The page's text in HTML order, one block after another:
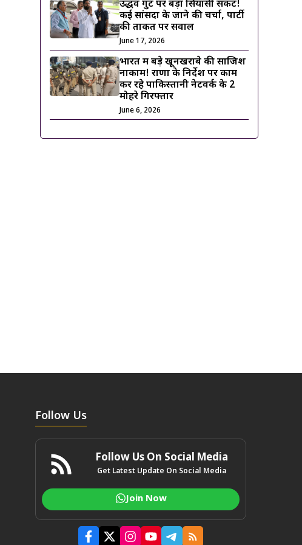
उद्धव गुट पर बड़ा सियासी संकट!
कई सांसदों के जाने की चर्चा, पार्टी
की ताकत पर सवाल
June 17, 2026
भारत में बड़े खूनखराबे की साजिश
नाकाम! राणा के निर्देश पर काम
कर रहे पाकिस्तानी नेटवर्क के 2
मोहरे गिरफ्तार
June 6, 2026
Follow Us
Follow Us On Social Media
Get Latest Update On Social Media
Join Now